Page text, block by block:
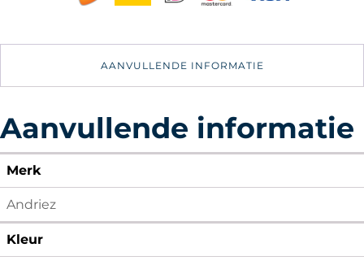
aantal
AANVULLENDE INFORMATIE
Aanvullende informatie
Merk
Andriez
Kleur